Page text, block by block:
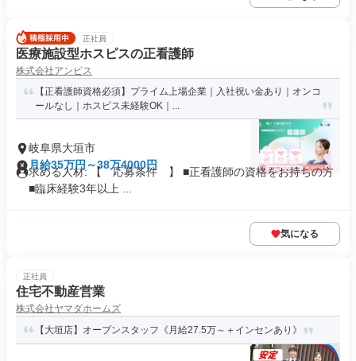
正社員
医療施設型ホスピスの正看護師
株式会社アンビス
【正看護師資格必須】プライム上場企業｜入社祝い金あり｜オンコ
ールなし｜ホスピス未経験OK｜...
岐阜県大垣市
月給35万円～38万4000円
求める人材: 【 応募条件 】 ■正看護師の資格をお持ちの方
■臨床経験3年以上 ...
気になる
正社員
住宅不動産営業
株式会社ヤマダホームズ
【大垣店】オープンスタッフ《月給27.5万～＋インセンあり》